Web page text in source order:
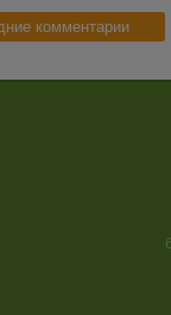
комментарии